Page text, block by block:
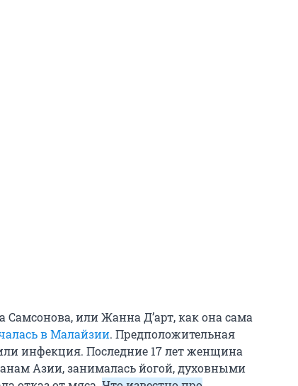
или Жанна Д’арт, как она сама
в Малайзии. Предположительная
инфекция. Последние 17 лет женщина
Азии, занималась йогой, духовными